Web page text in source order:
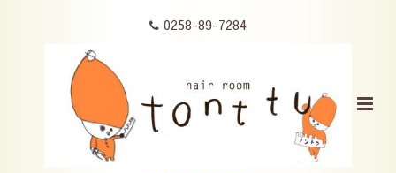
0258-89-7284